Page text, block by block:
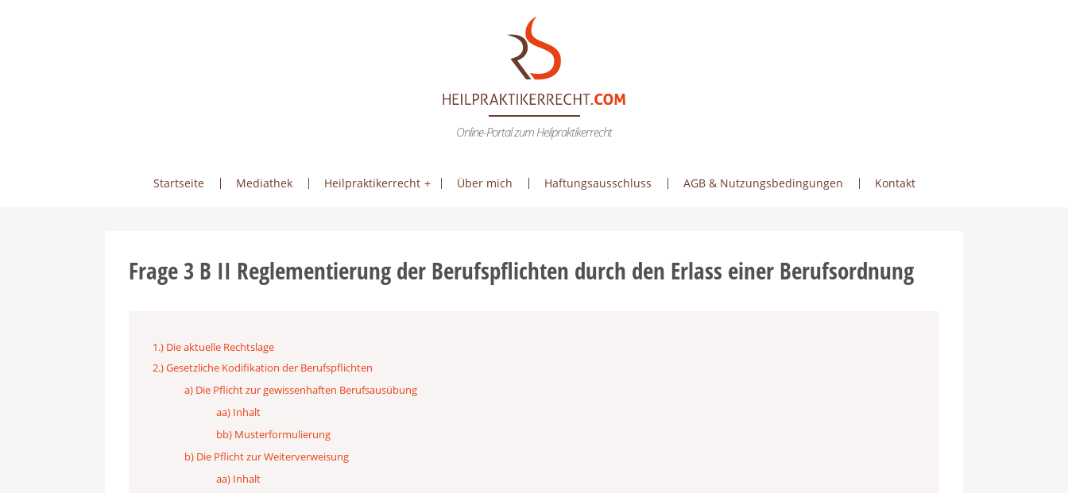
Online-Portal zum Heilpraktikerrecht
Startseite Mediathek Heilpraktikerrecht Über mich Haftungsausschluss AGB & Nutzungsbedingungen Kontakt
Frage 3 B II Reglementierung der Berufspflichten durch den Erlass einer Berufsordnung
1.) Die aktuelle Rechtslage
2.) Gesetzliche Kodifikation der Berufspflichten
a) Die Pflicht zur gewissenhaften Berufsausübung
aa) Inhalt
bb) Musterformulierung
b) Die Pflicht zur Weiterverweisung
aa) Inhalt